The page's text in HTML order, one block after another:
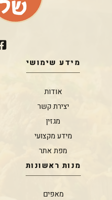
מידע שימושי
אודות
יצירת קשר
מגזין
מידע מקצועי
מפת אתר
מנות ראשונות
מאפים